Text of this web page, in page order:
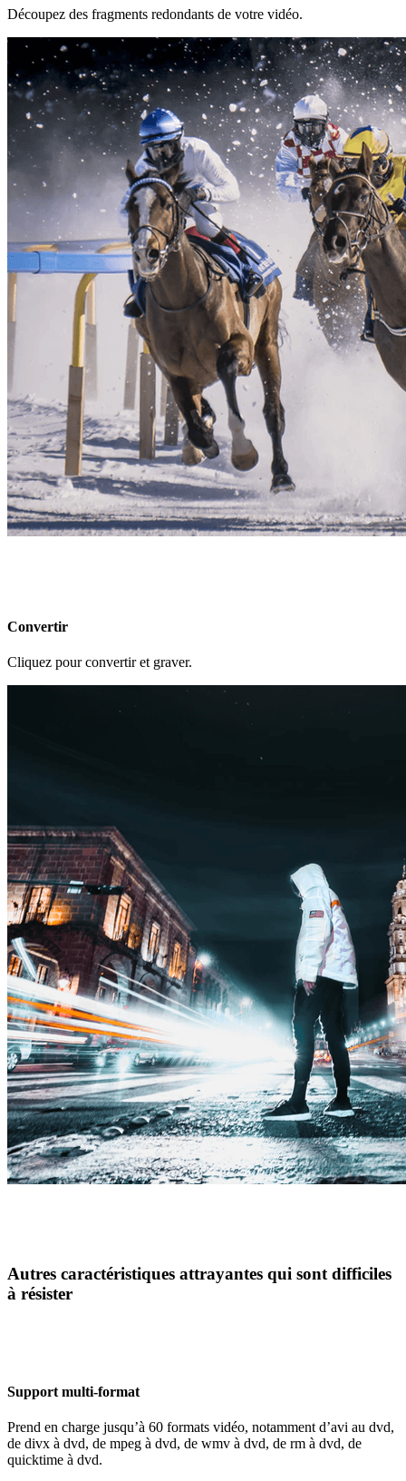
Découpez des fragments redondants de votre vidéo.
Convertir
Cliquez pour convertir et graver.
Autres caractéristiques attrayantes qui sont difficiles
à résister
Support multi-format
Prend en charge jusqu’à 60 formats vidéo, notamment d’avi au dvd,
de divx à dvd, de mpeg à dvd, de wmv à dvd, de rm à dvd, de
quicktime à dvd.